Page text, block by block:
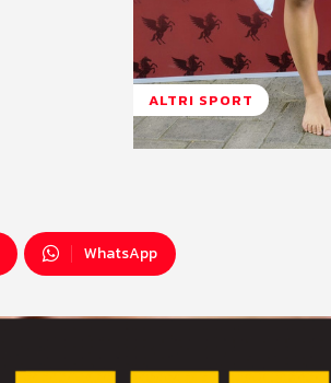
ALTRI SPORT
WhatsApp